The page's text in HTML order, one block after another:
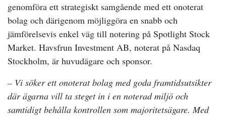
genomföra ett strategiskt samgående med ett onoterat
bolag och därigenom möjliggöra en snabb och
jämförelsevis enkel väg till notering på Spotlight Stock
Market. Havsfrun Investment AB, noterat på Nasdaq
Stockholm, är huvudägare och sponsor.
– Vi söker ett onoterat bolag med goda framtidsutsikter
där ägarna vill ta steget in i en noterad miljö och
samtidigt behålla kontrollen som majoritetsägare. Med